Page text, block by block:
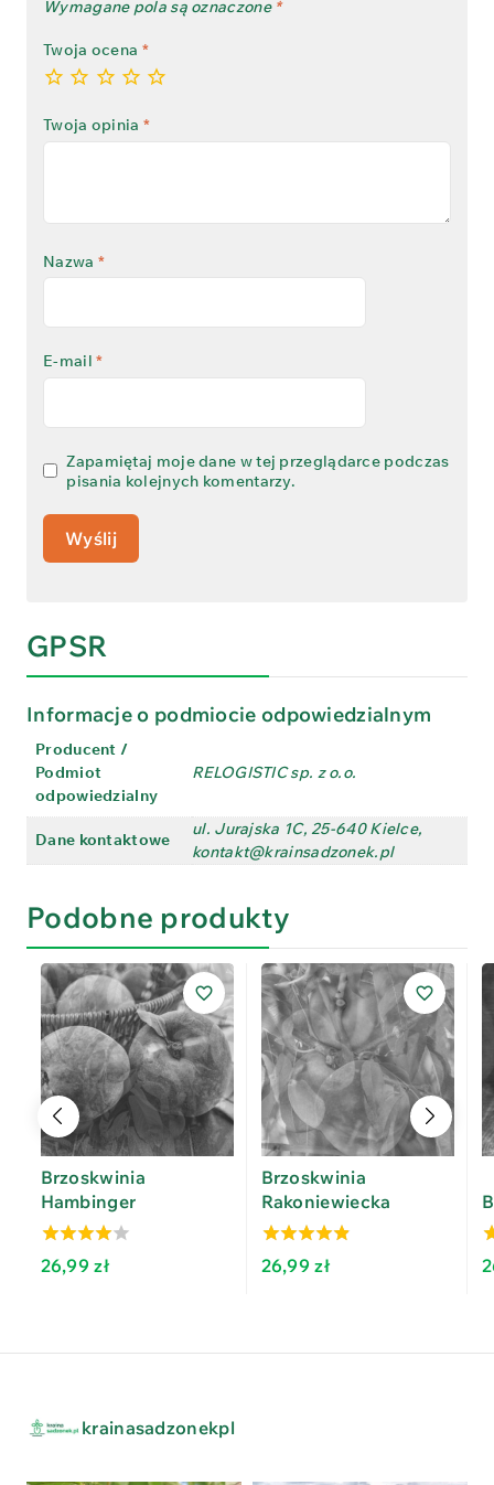
Wymagane pola są oznaczone *
Twoja ocena *
Twoja opinia *
Nazwa *
E-mail*
Zapamiętaj moje dane w tej przeglądarce podczas
pisania kolejnych komentarzy.
GPSR
Informacje o podmiocie odpowiedzialnym
Producent /
Podmiot
odpowiedzialny
RELOGISTIC sp. z o.o.
Dane kontaktowe
ul. Jurajska 1C, 25-640 Kielce,
kontakt@krainsadzonek.pl
Podobne produkty
Brzoskwinia
Hambinger
3.62
out of 5
26,99zł
Brzoskwinia
Rakoniewiecka
4.40
out of 5
26,99zł
krainasadzonekpl